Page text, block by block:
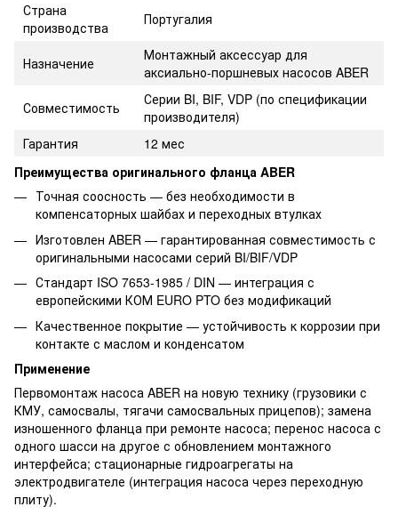
Страна
производства
Португалия
Назначение
Монтажный аксессуар для
аксиально-поршневых насосов ABER
Совместимость
Серии BI, BIF, VDP (по спецификации
производителя)
Гарантия
12 мес
Преимущества оригинального фланца ABER
Точная соосность — без необходимости в
компенсаторных шайбах и переходных втулках
Изготовлен ABER — гарантированная совместимость с
оригинальными насосами серий BI/BIF/VDP
Стандарт ISO 7653-1985 / DIN — интеграция с
европейскими КОМ EURO PTO без модификаций
Качественное покрытие — устойчивость к коррозии при
контакте с маслом и конденсатом
Применение
Первомонтаж насоса ABER на новую технику (грузовики с
КМУ, самосвалы, тягачи самосвальных прицепов); замена
изношенного фланца при ремонте насоса; перенос насоса с
одного шасси на другое с обновлением монтажного
интерфейса; стационарные гидроагрегаты на
электродвигателе (интеграция насоса через переходную
плиту).